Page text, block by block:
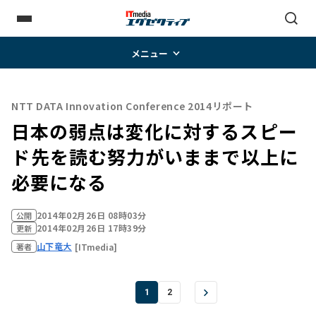
メニュー
NTT DATA Innovation Conference 2014リポート
日本の弱点は変化に対するスピー
ド――先を読む努力がいままで以上に
必要になる
公開 2014年02月26日 08時03分
更新 2014年02月26日 17時39分
著者 山下竜大 [ITmedia]
1 2